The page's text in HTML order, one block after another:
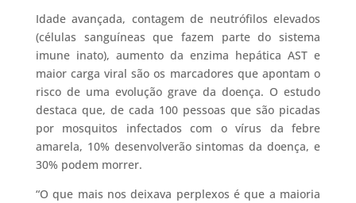
Idade avançada, contagem de neutrófilos elevados
(células sanguíneas que fazem parte do sistema
imune inato), aumento da enzima hepática AST e
maior carga viral são os marcadores que apontam o
risco de uma evolução grave da doença. O estudo
destaca que, de cada 100 pessoas que são picadas
por mosquitos infectados com o vírus da febre
amarela, 10% desenvolverão sintomas da doença, e
30% podem morrer.
“O que mais nos deixava perplexos é que a maioria